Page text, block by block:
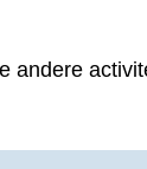
andere